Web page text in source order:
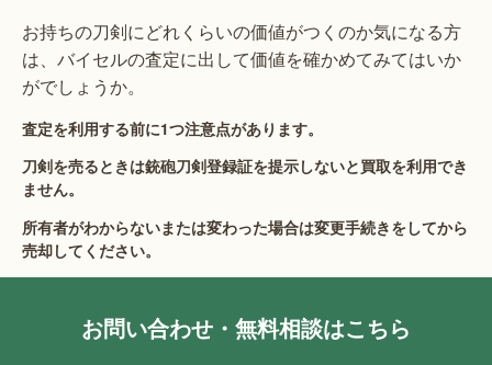
お持ちの刀剣にどれくらいの価値がつくのか気になる方
は、バイセルの査定に出して価値を確かめてみてはいか
がでしょうか。
査定を利用する前に1つ注意点があります。
刀剣を売るときは銃砲刀剣登録証を提示しないと買取を利用でき
ません。
所有者がわからないまたは変わった場合は変更手続きをしてから
売却してください。
お問い合わせ・無料相談はこちら